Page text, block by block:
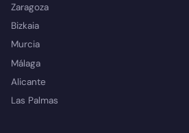
Zaragoza
Bizkaia
Murcia
Málaga
Alicante
Las Palmas